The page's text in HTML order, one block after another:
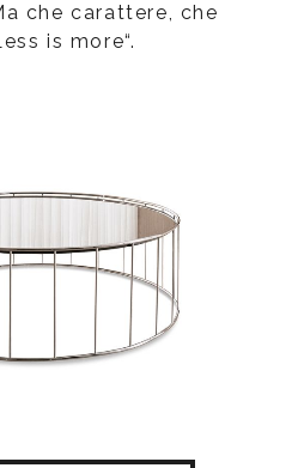
che carattere, che
is more“.